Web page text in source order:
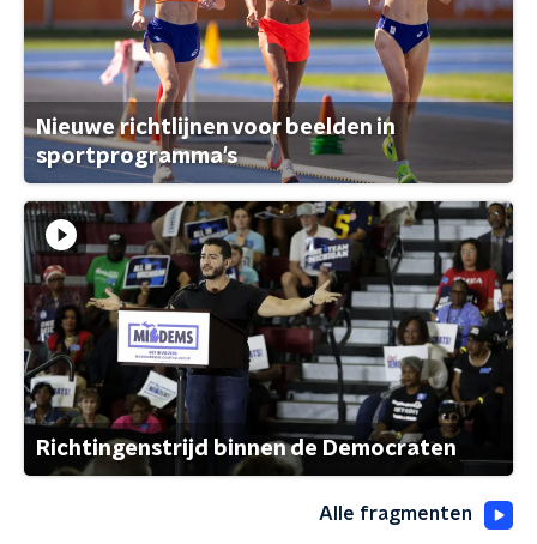
Nieuwe richtlijnen voor beelden in
sportprogramma's
Richtingenstrijd binnen de Democraten
Alle fragmenten